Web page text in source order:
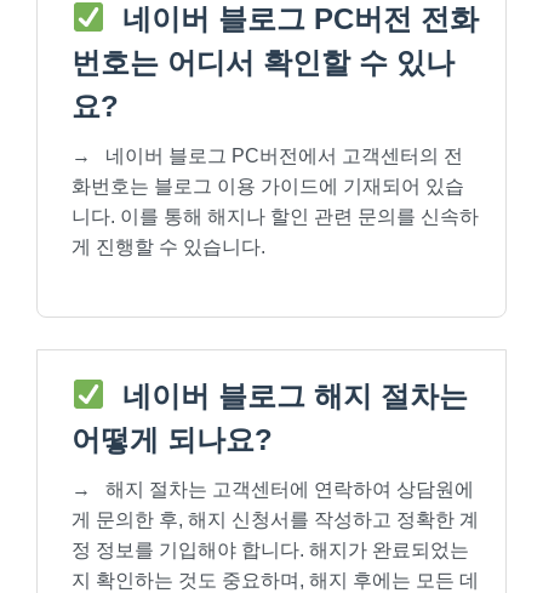
네이버 블로그 PC버전 전화
번호는 어디서 확인할 수 있나
요?
→
네이버 블로그 PC버전에서 고객센터의 전
화번호는 블로그 이용 가이드에 기재되어 있습
니다. 이를 통해 해지나 할인 관련 문의를 신속하
게 진행할 수 있습니다.
네이버 블로그 해지 절차는
어떻게 되나요?
→
해지 절차는 고객센터에 연락하여 상담원에
게 문의한 후, 해지 신청서를 작성하고 정확한 계
정 정보를 기입해야 합니다. 해지가 완료되었는
지 확인하는 것도 중요하며, 해지 후에는 모든 데